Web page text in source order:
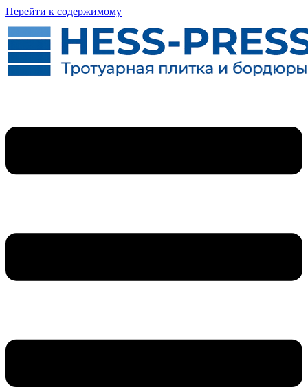
Перейти к содержимому